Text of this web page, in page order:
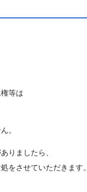
等は
。
りましたら、
をさせていただきます。